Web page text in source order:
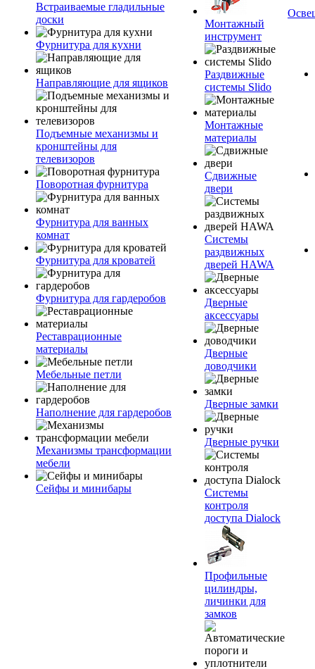
Встраиваемые гладильные
доски
Фурнитура для кухни
Направляющие для ящиков
Подъемные механизмы и
кронштейны для
телевизоров
Поворотная фурнитура
Фурнитура для ванных
комнат
Фурнитура для кроватей
Фурнитура для гардеробов
Реставрационные
материалы
Мебельные петли
Наполнение для гардеробов
Механизмы трансформации
мебели
Сейфы и минибары
Монтажный
инструмент
Раздвижные
системы Slido
Монтажные
материалы
Сдвижные
двери
Системы
раздвижных
дверей HAWA
Дверные
аксессуары
Дверные
доводчики
Дверные замки
Дверные ручки
Системы
контроля
доступа Dialock
Профильные
цилиндры,
личинки для
замков